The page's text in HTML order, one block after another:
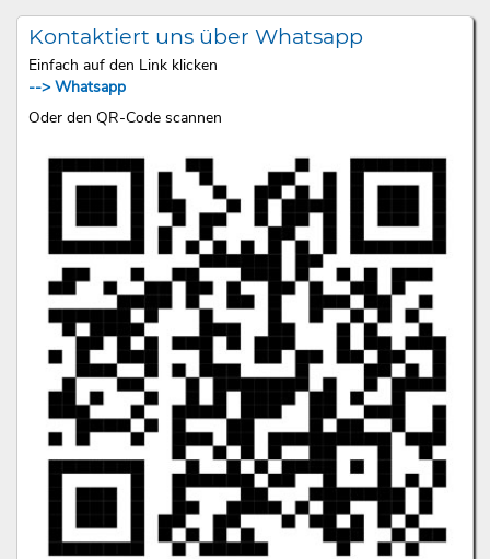
Kontaktiert uns über Whatsapp
Einfach auf den Link klicken
--> Whatsapp
Oder den QR-Code scannen